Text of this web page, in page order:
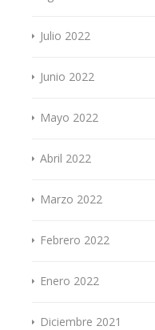
Julio 2022
Junio 2022
Mayo 2022
Abril 2022
Marzo 2022
Febrero 2022
Enero 2022
Diciembre 2021